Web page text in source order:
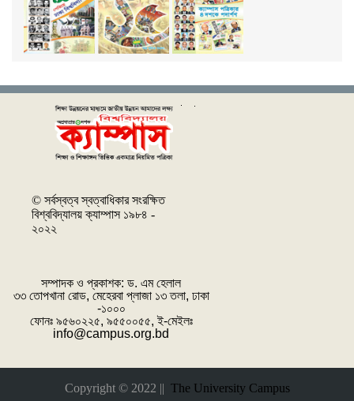
© সর্বস্বত্ব স্বত্বাধিকার সংরক্ষিত
বিশ্ববিদ্যালয় ক্যাম্পাস ১৯৮৪ -
২০২২
সম্পাদক ও প্রকাশক: ‌ড. এম হেলাল
৩৩ তোপখানা রোড, মেহেরবা প্লাজা ১৩ তলা, ঢাকা
-১০০০
ফোনঃ ৯৫৬০২২৫, ৯৫৫০০৫৫, ই-মেইলঃ
info@campus.org.bd
Copyright © 2022 || The University Campus